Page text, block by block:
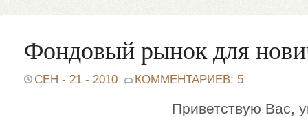
Фондовый рынок для
СЕН - 21 - 2010 КОММЕНТАРИЕВ: 5
Приветствую Вас,